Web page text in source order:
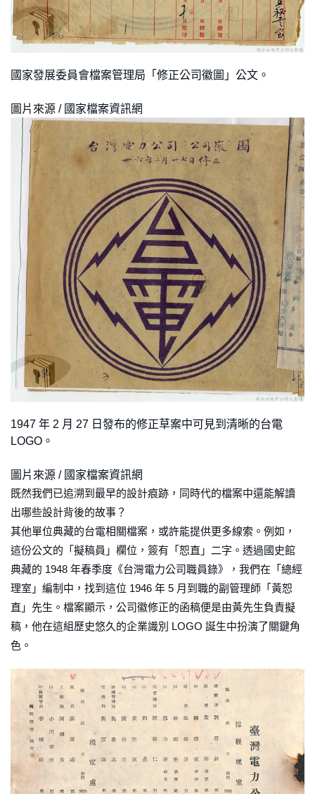
國家發展委員會檔案管理局「修正公司徽圖」公文。
圖片來源 / 國家檔案資訊網
1947 年 2 月 27 日發布的修正草案中可見到清晰的台電
LOGO。
圖片來源 / 國家檔案資訊網
既然我們已追溯到最早的設計痕跡，同時代的檔案中還能解讀
出哪些設計背後的故事？
其他單位典藏的台電相關檔案，或許能提供更多線索。例如，
這份公文的「擬稿員」欄位，簽有「恕直」二字。透過國史館
典藏的 1948 年春季度《台灣電力公司職員錄》，我們在「總經
理室」編制中，找到這位 1946 年 5 月到職的副管理師「黃恕
直」先生。檔案顯示，公司徽修正的函稿便是由黃先生負責擬
稿，他在這組歷史悠久的企業識別 LOGO 誕生中扮演了關鍵角
色。